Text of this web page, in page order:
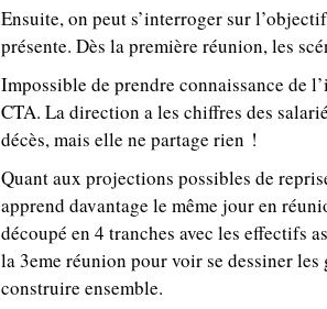
Ensuite, on peut s’interroger sur
présente. Dès la première réunion, les
Impossible de prendre connaissance de
CTA. La direction a les chiffres des
décès, mais elle ne partage rien !
Quant aux projections possibles de
apprend davantage le même jour en
découpé en 4 tranches avec les effectifs
la 3eme réunion pour voir se dessiner
construire ensemble.